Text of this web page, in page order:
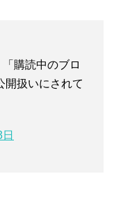
購読中のブロ
開扱いにされて